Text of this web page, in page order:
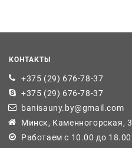
КОНТАКТЫ
+375 (29) 676-78-37
+375 (29) 676-78-37
banisauny.by@gmail.com
Минск, Каменногорская, 3
Работаем с 10.00 до 18.00